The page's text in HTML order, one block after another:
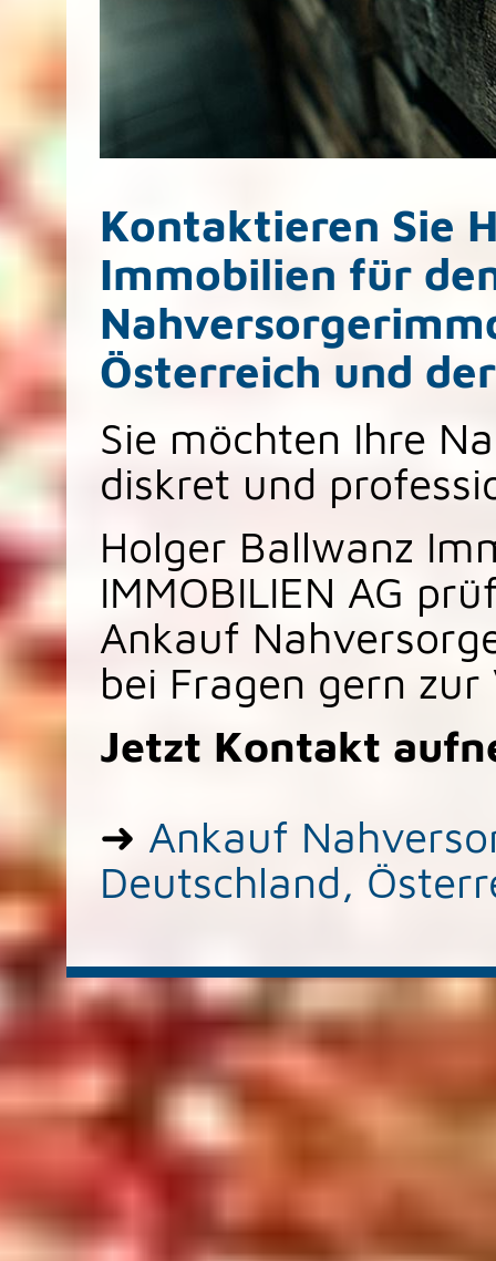
Kontaktieren Sie
Immobilien für
Österreich und
Sie möchten Ihre
diskret und
Holger Ballwanz
IMMOBILIEN AG
Ankauf
bei Fragen gern
Jetzt Kontakt
➜ Ankauf
Deutschland,